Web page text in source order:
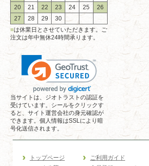
20
21 22 23 24 25
26
27
28 29
30
■は休業日とさせていただきます。ご
注文は年中無休24時間承ります。
当サイトは、ジオトラストの認証を
受けています。シールをクリックす
ると、サイト運営会社の身元確認が
できます。個人情報はSSLにより暗
号化送信されます。
トップページ
ご利用ガイド